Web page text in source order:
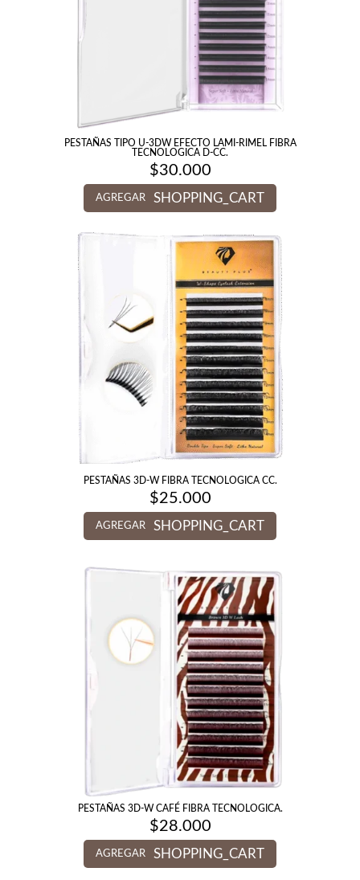
PESTAÑAS TIPO U-3DW EFECTO LAMI-RIMEL FIBRA
TECNOLOGICA D-CC.
$30.000
AGREGAR SHOPPING_CART
PESTAÑAS 3D-W FIBRA TECNOLOGICA CC.
$25.000
AGREGAR SHOPPING_CART
PESTAÑAS 3D-W CAFÉ FIBRA TECNOLOGICA.
$28.000
AGREGAR SHOPPING_CART